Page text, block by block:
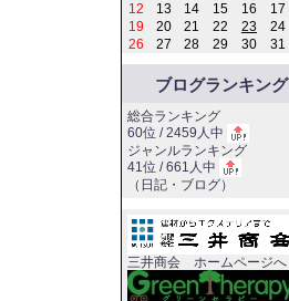
12
13 14 15 16 17
19
20 21 22 23 24
26
27 28 29 30 31
ブログランキング
総合ランキング
60位 / 2459人中
ジャンルランキング
41位 / 661人中
（ 日記・ブログ）
三井商会 ホームページへ